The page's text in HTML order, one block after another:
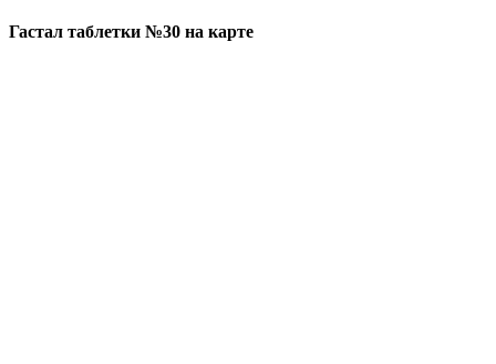
Гастал таблетки №30 на карте